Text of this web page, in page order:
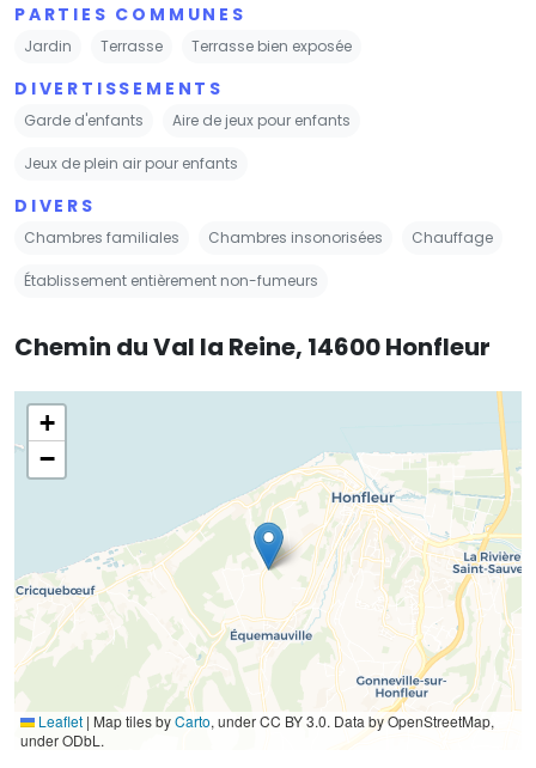
PARTIES COMMUNES
Jardin Terrasse Terrasse bien exposée
DIVERTISSEMENTS
Garde d'enfants Aire de jeux pour enfants
Jeux de plein air pour enfants
DIVERS
Chambres familiales Chambres insonorisées Chauffage
Établissement entièrement non-fumeurs
Chemin du Val la Reine, 14600 Honfleur
+
−
Leaflet | Map tiles byCarto, under CC BY 3.0. Data by OpenStreetMap,
under ODbL.